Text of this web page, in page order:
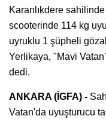
Karanlıkdere
scooterinde 114 kg
uyruklu 1 şüpheli
Yerlikaya, "Mavi
dedi.
ANKARA (İGFA) -
Vatan'da uyuşturucu